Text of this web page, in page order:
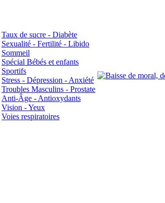
Taux de sucre - Diabète
Sexualité - Fertilité - Libido
Sommeil
Spécial Bébés et enfants
Sportifs
Stress - Dépression - Anxiété
Troubles Masculins - Prostate
Anti-Âge - Antioxydants
Vision - Yeux
Voies respiratoires